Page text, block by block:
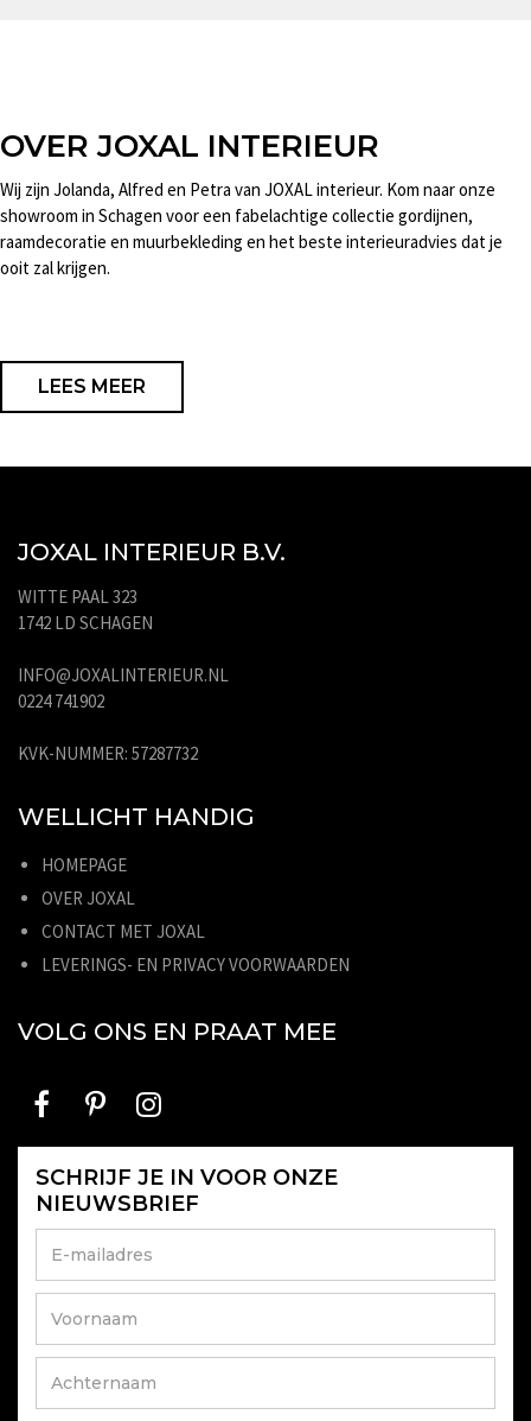
OVER JOXAL INTERIEUR
Wij zijn Jolanda, Alfred en Petra van JOXAL interieur. Kom naar onze
showroom in Schagen voor een fabelachtige collectie gordijnen,
raamdecoratie en muurbekleding en het beste interieuradvies dat je
ooit zal krijgen.
LEES MEER
JOXAL INTERIEUR B.V.
WITTE PAAL 323
1742 LD SCHAGEN
INFO@JOXALINTERIEUR.NL
0224 741902
KVK-NUMMER: 57287732
WELLICHT HANDIG
HOMEPAGE
OVER JOXAL
CONTACT MET JOXAL
LEVERINGS- EN PRIVACY VOORWAARDEN
VOLG ONS EN PRAAT MEE
SCHRIJF JE IN VOOR ONZE
NIEUWSBRIEF